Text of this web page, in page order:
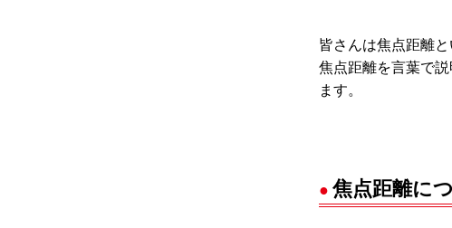
皆さんは焦点距離
焦点距離を言葉で
ます。
焦点距離に